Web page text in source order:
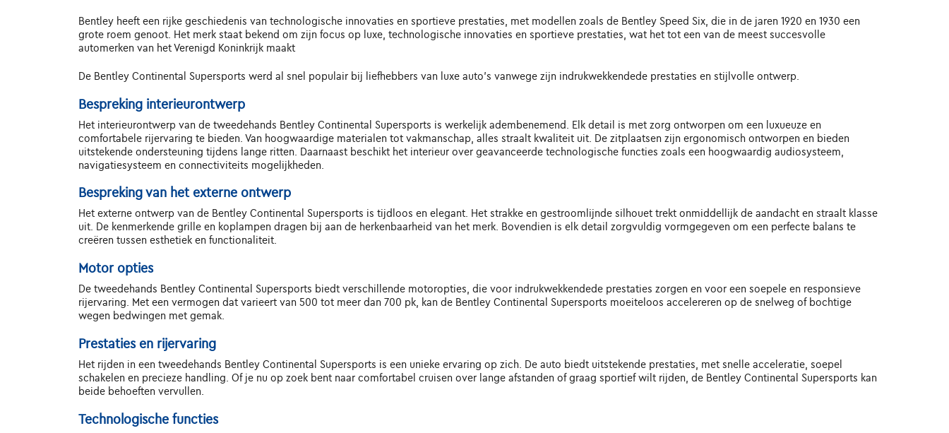
Bentley heeft een rijke geschiedenis van technologische innovaties en sportieve prestaties, met modellen zoals de Bentley Speed Six, die in de jaren 1920 en 1930 een
grote roem genoot. Het merk staat bekend om zijn focus op luxe, technologische innovaties en sportieve prestaties, wat het tot een van de meest succesvolle
automerken van het Verenigd Koninkrijk maakt
De Bentley Continental Supersports werd al snel populair bij liefhebbers van luxe auto's vanwege zijn indrukwekkendede prestaties en stijlvolle ontwerp.
Bespreking interieurontwerp
Het interieurontwerp van de tweedehands Bentley Continental Supersports is werkelijk adembenemend. Elk detail is met zorg ontworpen om een luxueuze en
comfortabele rijervaring te bieden. Van hoogwaardige materialen tot vakmanschap, alles straalt kwaliteit uit. De zitplaatsen zijn ergonomisch ontworpen en bieden
uitstekende ondersteuning tijdens lange ritten. Daarnaast beschikt het interieur over geavanceerde technologische functies zoals een hoogwaardig audiosysteem,
navigatiesysteem en connectiviteits mogelijkheden.
Bespreking van het externe ontwerp
Het externe ontwerp van de Bentley Continental Supersports is tijdloos en elegant. Het strakke en gestroomlijnde silhouet trekt onmiddellijk de aandacht en straalt klasse
uit. De kenmerkende grille en koplampen dragen bij aan de herkenbaarheid van het merk. Bovendien is elk detail zorgvuldig vormgegeven om een perfecte balans te
creëren tussen esthetiek en functionaliteit.
Motor opties
De tweedehands Bentley Continental Supersports biedt verschillende motoropties, die voor indrukwekkendede prestaties zorgen en voor een soepele en responsieve
rijervaring. Met een vermogen dat varieert van 500 tot meer dan 700 pk, kan de Bentley Continental Supersports moeiteloos accelereren op de snelweg of bochtige
wegen bedwingen met gemak.
Prestaties en rijervaring
Het rijden in een tweedehands Bentley Continental Supersports is een unieke ervaring op zich. De auto biedt uitstekende prestaties, met snelle acceleratie, soepel
schakelen en precieze handling. Of je nu op zoek bent naar comfortabel cruisen over lange afstanden of graag sportief wilt rijden, de Bentley Continental Supersports kan
beide behoeften vervullen.
Technologische functies